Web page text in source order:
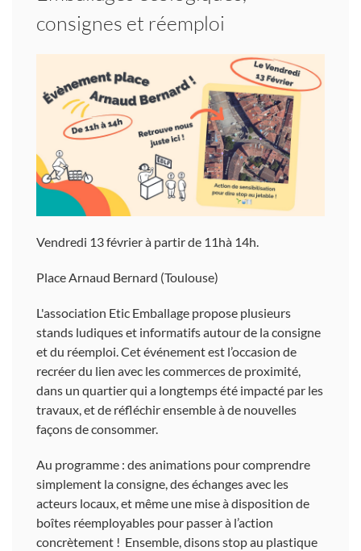
consignes et réemploi
Vendredi 13 février à partir de 11hà 14h.
Place Arnaud Bernard (Toulouse)
L'association Etic Emballage propose plusieurs
stands ludiques et informatifs autour de la consigne
et du réemploi. Cet événement est l’occasion de
recréer du lien avec les commerces de proximité,
dans un quartier qui a longtemps été impacté par les
travaux, et de réfléchir ensemble à de nouvelles
façons de consommer.
Au programme : des animations pour comprendre
simplement la consigne, des échanges avec les
acteurs locaux, et même une mise à disposition de
boîtes réemployables pour passer à l’action
concrètement ! Ensemble, disons stop au plastique